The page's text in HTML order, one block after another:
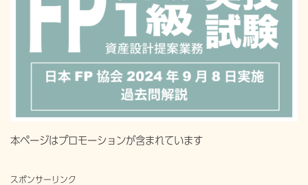
本ページはプロモーションが含まれています
スポンサーリンク